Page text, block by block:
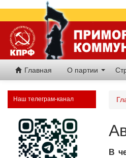
Главная О партии
Наш телеграм-канал
В